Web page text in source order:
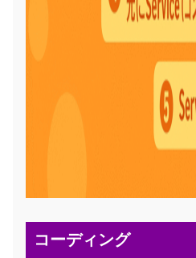
コーディング